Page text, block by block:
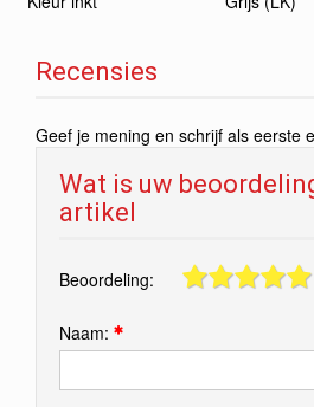
Recensies
Geef je mening en schrijf als eerste
Wat is uw
artikel
Beoordeling:
Naam: